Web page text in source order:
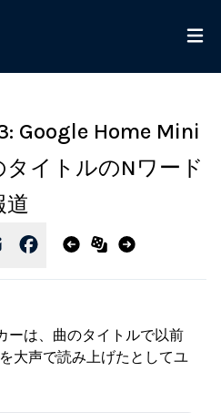
Google Home Mini
イトルのNワード
道
ーは、曲のタイトルで以前
大声で読み上げたとしてユ